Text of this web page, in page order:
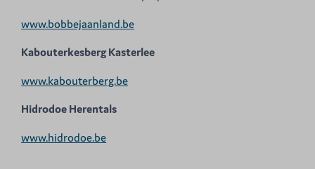
www.bobbejaanland.be
Kabouterkesberg Kasterlee
www.kabouterberg.be
Hidrodoe Herentals
www.hidrodoe.be